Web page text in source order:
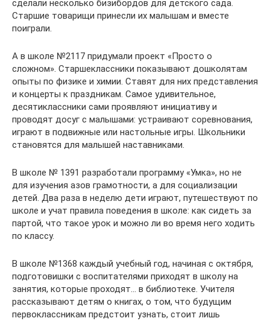
сделали несколько бизибордов для детского сада.
Старшие товарищи принесли их малышам и вместе
поиграли.
А в школе №2117 придумали проект «Просто о
сложном». Старшеклассники показывают дошколятам
опыты по физике и химии. Ставят для них представления
и концерты к праздникам. Самое удивительное,
десятиклассники сами проявляют инициативу и
проводят досуг с малышами: устраивают соревнования,
играют в подвижные или настольные игры. Школьники
становятся для малышей наставниками.
В школе № 1391 разработали программу «Умка», но не
для изучения азов грамотности, а для социализации
детей. Два раза в неделю дети играют, путешествуют по
школе и учат правила поведения в школе: как сидеть за
партой, что такое урок и можно ли во время него ходить
по классу.
В школе №1368 каждый учебный год, начиная с октября,
подготовишки с воспитателями приходят в школу на
занятия, которые проходят… в библиотеке. Учителя
рассказывают детям о книгах, о том, что будущим
первоклассникам предстоит узнать, стоит лишь